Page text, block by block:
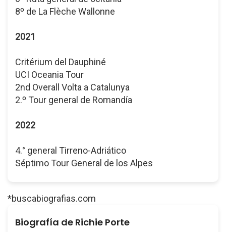
8º de La Flèche Wallonne
2021
Critérium del Dauphiné
UCI Oceania Tour
2nd Overall Volta a Catalunya
2.º Tour general de Romandía
2022
4.° general Tirreno-Adriático
Séptimo Tour General de los Alpes
*buscabiografias.com
Biografía de Richie Porte